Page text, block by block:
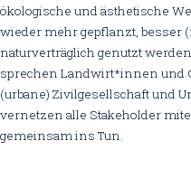
ökologische und ästhetische
wieder mehr gepflanzt, besser
naturverträglich genutzt
sprechen Landwirt*innen und
(urbane) Zivilgesellschaft und
vernetzen alle Stakeholder
gemeinsam ins Tun.